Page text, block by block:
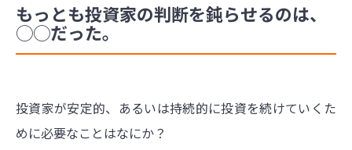
もっとも投資家の判断を鈍らせるのは、
◯◯だった。
投資家が安定的、あるいは持続的に投資を続けていくた
めに必要なことはなにか？